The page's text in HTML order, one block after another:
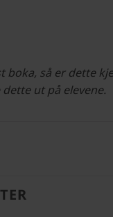
boka, så er dette
ut på elevene.